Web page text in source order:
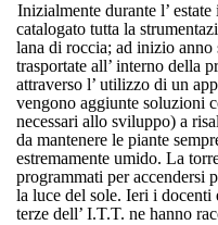
Inizialmente durante l’
catalogato tutta la
lana di roccia; ad inizio anno
trasportate all’ interno della
attraverso l’ utilizzo di un
vengono aggiunte soluzioni
necessari allo sviluppo) a
da mantenere le piante
estremamente umido. La
programmati per accendersi
la luce del sole. Ieri i docenti
terze dell’ I.T.T. ne hanno